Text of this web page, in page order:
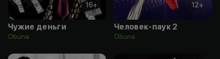
16+
Чужие деньги
Obuna
12+
Человек-паук 2
Obuna